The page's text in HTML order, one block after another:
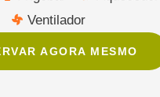
Ventilador
AGORA MESMO